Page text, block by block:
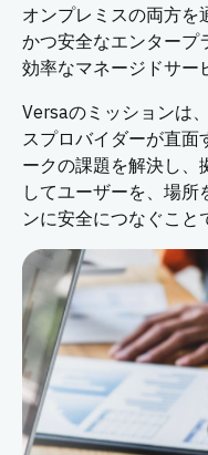
オンプレミスの両方を
かつ安全なエンタープ
効率なマネージドサー
Versaのミッションは
スプロバイダーが直面
ークの課題を解決し、
してユーザーを、場所
ンに安全につなぐこと